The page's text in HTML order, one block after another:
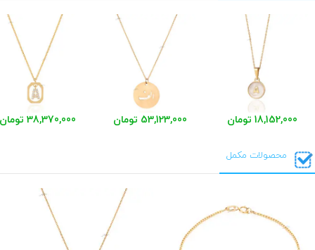
18,152,000 تومان 53,123,000 تومان 38,370,000 تومان
محصولات مکمل